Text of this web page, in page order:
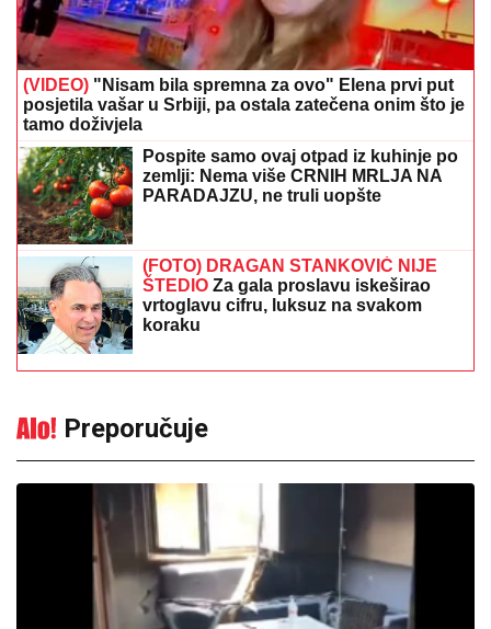
(VIDEO) "Nisam bila spremna za ovo" Elena prvi put
posjetila vašar u Srbiji, pa ostala zatečena onim što je
tamo doživjela
Pospite samo ovaj otpad iz kuhinje po
zemlji: Nema više CRNIH MRLJA NA
PARADAJZU, ne truli uopšte
(FOTO) DRAGAN STANKOVIĆ NIJE
ŠTEDIO Za gala proslavu iskeširao
vrtoglavu cifru, luksuz na svakom
koraku
Preporučuje